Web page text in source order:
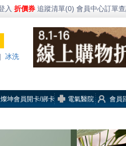
入 折價券 追蹤清單(0) 會員中心訂單
冰洗
燦坤會員開卡/綁卡 電氣醫院 會員